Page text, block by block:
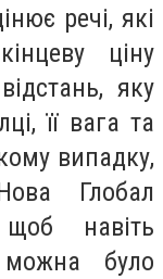
речі, які
ціну
яку
її вага та
випадку,
Глобал
навіть
можна було